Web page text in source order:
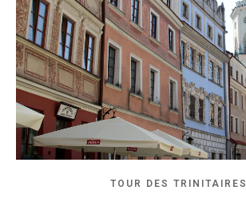
TOUR DES TRINITAIRES